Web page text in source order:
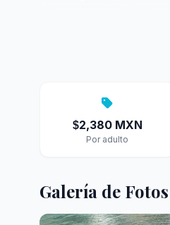
$2,380 MXN
Por adulto
Galería de Fotos